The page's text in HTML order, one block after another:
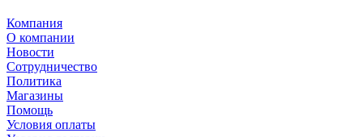
Компания
О компании
Новости
Сотрудничество
Политика
Магазины
Помощь
Условия оплаты